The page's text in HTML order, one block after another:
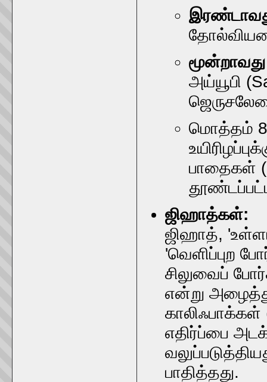
அய்யூபி
மொத்தம் 8
பாதைகள்
ஜிஹாத்கள்:
ஜிஹாத்,
'வெளிப்புற
சிலுவைப்
என்று
எதிர்ப்பை
பாதித்தது.